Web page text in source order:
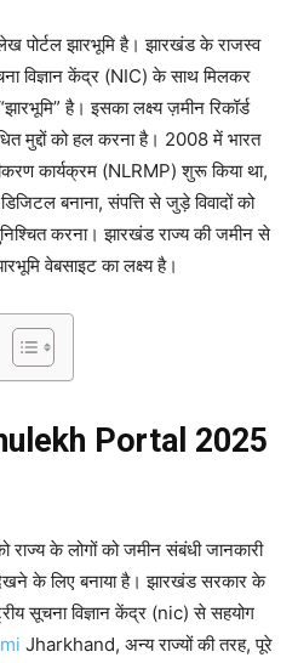
पोर्टल झारभूमि है। झारखंड के राजस्व
विज्ञान केंद्र (NIC) के साथ मिलकर
है। इसका लक्ष्य ज़मीन रिकॉर्ड
मुद्दों को हल करना है। 2008 में भारत
कार्यक्रम (NLRMP) शुरू किया था,
बनाना, संपत्ति से जुड़े विवादों को
करना। झारखंड राज्य की जमीन से
वेबसाइट का लक्ष्य है।
Portal 2025
के लोगों को जमीन संबंधी जानकारी
के लिए बनाया है। झारखंड सरकार के
सूचना विज्ञान केंद्र (nic) से सहयोग
Jharkhand, अन्य राज्यों की तरह, पूरे